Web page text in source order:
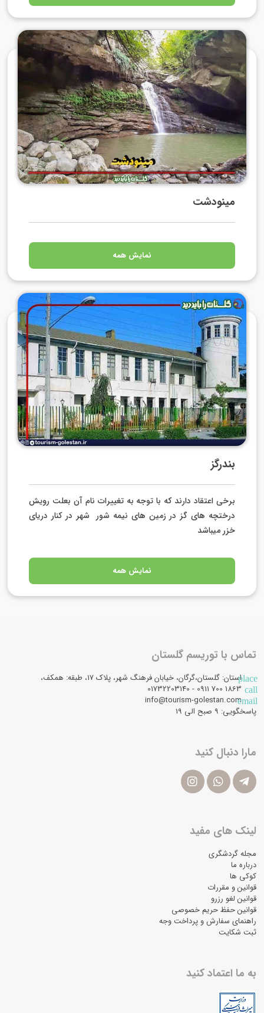
مینودشت
نمایش همه
بندرگز
برخی اعتقاد دارند که با توجه به تغییرات نام آن بعلت رویش
درختچه های گز در زمین های نیمه شور شهر در کنار دریای
خزر میباشد
نمایش همه
تماس با توریسم گلستان
placeاستان: گلستان،گرگان، خیابان فرهنگ شهر، پلاک 17، طبقه: همکف،
call
email
info@tourism-golestan.com
پاسخگویی: ۹ صبح الی 19
مارا دنبال کنید
لینک های مفید
مجله گردشگری
درباره ما
کوکی ها
قوانین و مقررات
قوانین لغو رزرو
قوانین حفظ حریم خصوصی
راهنمای سفارش و پرداخت وجه
ثبت شکایت
به ما اعتماد کنید